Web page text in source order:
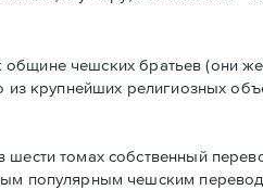
чешских братьев (они
крупнейших религиозных
томах собственный
популярным чешским